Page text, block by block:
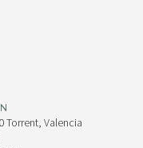
Torrent, Valencia